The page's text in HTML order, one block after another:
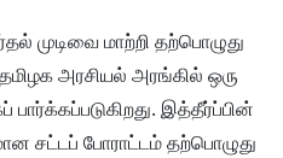
முடிவை மாற்றி தற்பொழுது
அரசியல் அரங்கில் ஒரு
இத்தீர்ப்பின்
சட்டப் போராட்டம் தற்பொழுது